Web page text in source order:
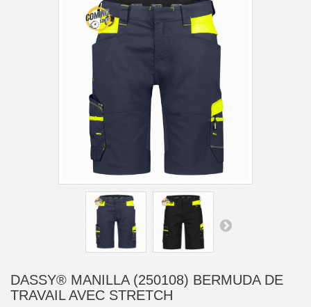
DASSY® MANILLA (250108) BERMUDA DE
TRAVAIL AVEC STRETCH